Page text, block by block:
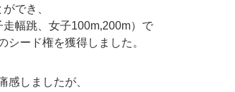
でき、
幅跳、女子100m,200m）で
シード権を獲得しました。
感しましたが、